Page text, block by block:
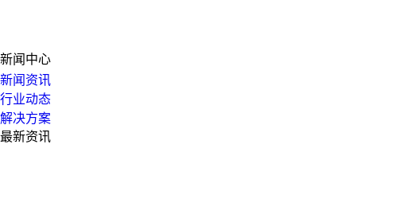
新闻中心
新闻资讯
行业动态
解决方案
最新资讯